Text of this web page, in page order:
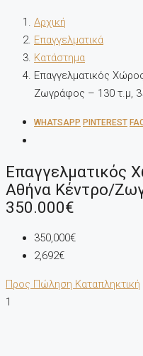
Αρχική
Επαγγελματικά
Κατάστημα
Επαγγελματικός
Ζωγράφος – 130 τ.μ,
WHATSAPP PINTEREST
Επαγγελματικός
Αθήνα Κέντρο/
350.000€
350,000€
2,692€
Προς Πώληση Καταπληκτική
1